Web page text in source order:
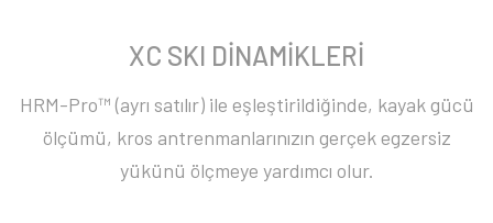
XC SKI DİNAMİKLERİ
HRM-Pro™ (ayrı satılır) ile eşleştirildiğinde, kayak gücü
ölçümü, kros antrenmanlarınızın gerçek egzersiz
yükünü ölçmeye yardımcı olur.